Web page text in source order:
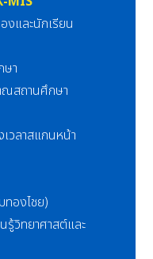
งและนักเรียน
ษา
ณสถานศึกษา
วลาสแกนหน้า
ทองไชย)
รู้วิทยาศาสต์และ